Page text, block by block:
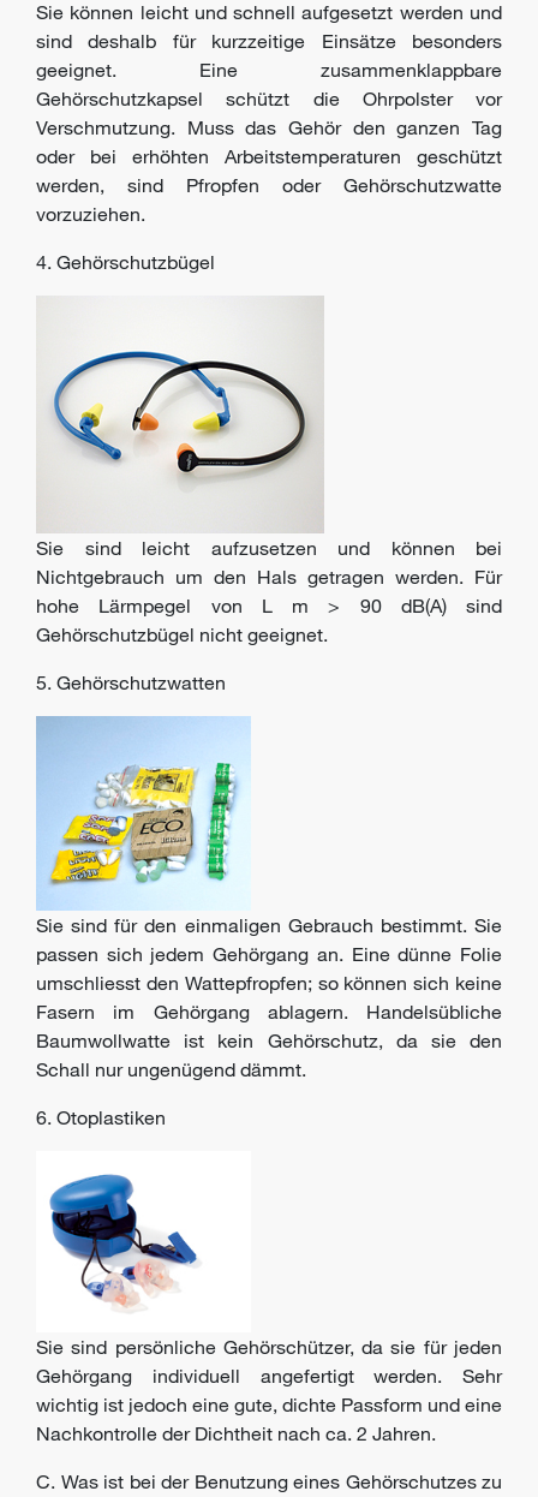
Sie können leicht und schnell aufgesetzt werden und
sind deshalb für kurzzeitige Einsätze besonders
geeignet. Eine zusammenklappbare
Gehörschutzkapsel schützt die Ohrpolster vor
Verschmutzung. Muss das Gehör den ganzen Tag
oder bei erhöhten Arbeitstemperaturen geschützt
werden, sind Pfropfen oder Gehörschutzwatte
vorzuziehen.
4. Gehörschutzbügel
Sie sind leicht aufzusetzen und können bei
Nichtgebrauch um den Hals getragen werden. Für
hohe Lärmpegel von L m > 90 dB(A) sind
Gehörschutzbügel nicht geeignet.
5. Gehörschutzwatten
Sie sind für den einmaligen Gebrauch bestimmt. Sie
passen sich jedem Gehörgang an. Eine dünne Folie
umschliesst den Wattepfropfen; so können sich keine
Fasern im Gehörgang ablagern. Handelsübliche
Baumwollwatte ist kein Gehörschutz, da sie den
Schall nur ungenügend dämmt.
6. Otoplastiken
Sie sind persönliche Gehörschützer, da sie für jeden
Gehörgang individuell angefertigt werden. Sehr
wichtig ist jedoch eine gute, dichte Passform und eine
Nachkontrolle der Dichtheit nach ca. 2 Jahren.
C. Was ist bei der Benutzung eines Gehörschutzes zu